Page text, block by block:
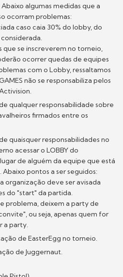
algumas medidas que a
ocorram problemas:
caso caia 30% do lobby, do
que se inscreverem no torneio,
ocorrer quedas de equipes
com o Lobby, ressaltamos
não se responsabiliza pelos
qualquer responsabilidade sobre
firmados entre os
quaisquer responsabilidades no
acessar o LOBBY do
de alguém da equipe que está
pontos a ser seguidos:
organização deve ser avisada
do "start" da partida.
problema, deixem a party de
ou seja, apenas quem for
a party.
de EasterEgg no torneio.
de Juggernaut.